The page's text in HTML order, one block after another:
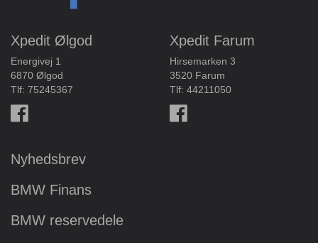
Xpedit Ølgod
Energivej 1
6870 Ølgod
Tlf: 75245367
Xpedit Farum
Hirsemarken 3
3520 Farum
Tlf: 44211050
Nyhedsbrev
BMW Finans
BMW reservedele